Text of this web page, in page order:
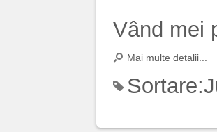
Vând mei
Mai multe detalii...
Sortare: